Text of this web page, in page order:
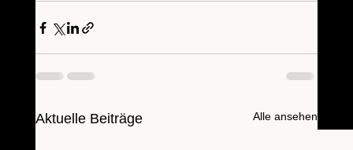
Aktuelle Beiträge Alle ansehen